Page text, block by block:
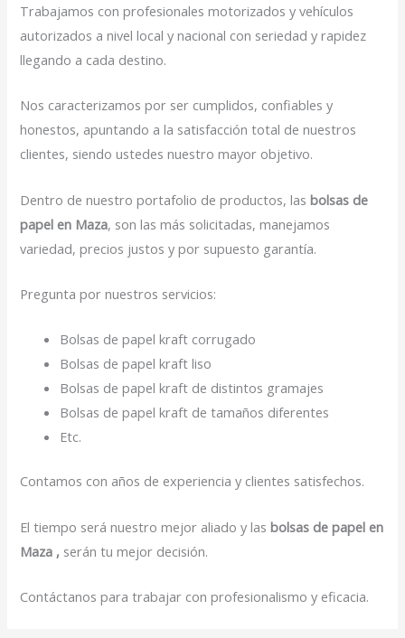
Trabajamos con profesionales motorizados y vehículos
autorizados a nivel local y nacional con seriedad y rapidez
llegando a cada destino.
Nos caracterizamos por ser cumplidos, confiables y
honestos, apuntando a la satisfacción total de nuestros
clientes, siendo ustedes nuestro mayor objetivo.
Dentro de nuestro portafolio de productos, lasbolsas de
papel en Maza, son las más solicitadas, manejamos
variedad, precios justos y por supuesto garantía.
Pregunta por nuestros servicios:
Bolsas de papel kraft corrugado
Bolsas de papel kraft liso
Bolsas de papel kraft de distintos gramajes
Bolsas de papel kraft de tamaños diferentes
Etc.
Contamos con años de experiencia y clientes satisfechos.
El tiempo será nuestro mejor aliado y lasbolsas de papel en
Maza , serán tu mejor decisión.
Contáctanos para trabajar con profesionalismo y eficacia.